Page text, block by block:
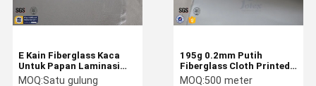
195g 0.2mm Putih
Fiberglass Cloth Printed
Circuit Board Isolasi Kain
MOQ:500 meter
E Kain Fiberglass Kaca
Untuk Papan Laminasi
4OZ 27 "Ringan Ringan
MOQ:Satu gulung